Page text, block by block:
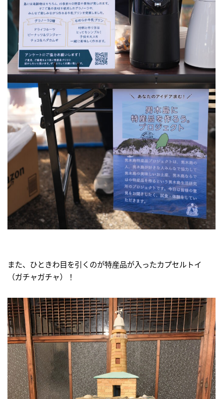
また、ひときわ目を引くのが特産品が入ったカプセルトイ
（ガチャガチャ）！